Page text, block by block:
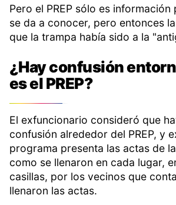
Pero el PREP sólo es información
se da a conocer, pero entonces
que la trampa había sido a la
¿Hay confusión
es el PREP?
El exfuncionario consideró que
confusión alrededor del PREP, y
programa presenta las actas de
como se llenaron en cada lugar,
casillas, por los vecinos que
llenaron las actas.